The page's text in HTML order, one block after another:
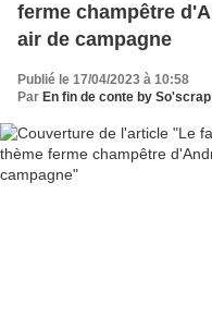
ferme champêtre
air de campagne
Publié le 17/04/2023 à 10:58
Par En fin de conte by